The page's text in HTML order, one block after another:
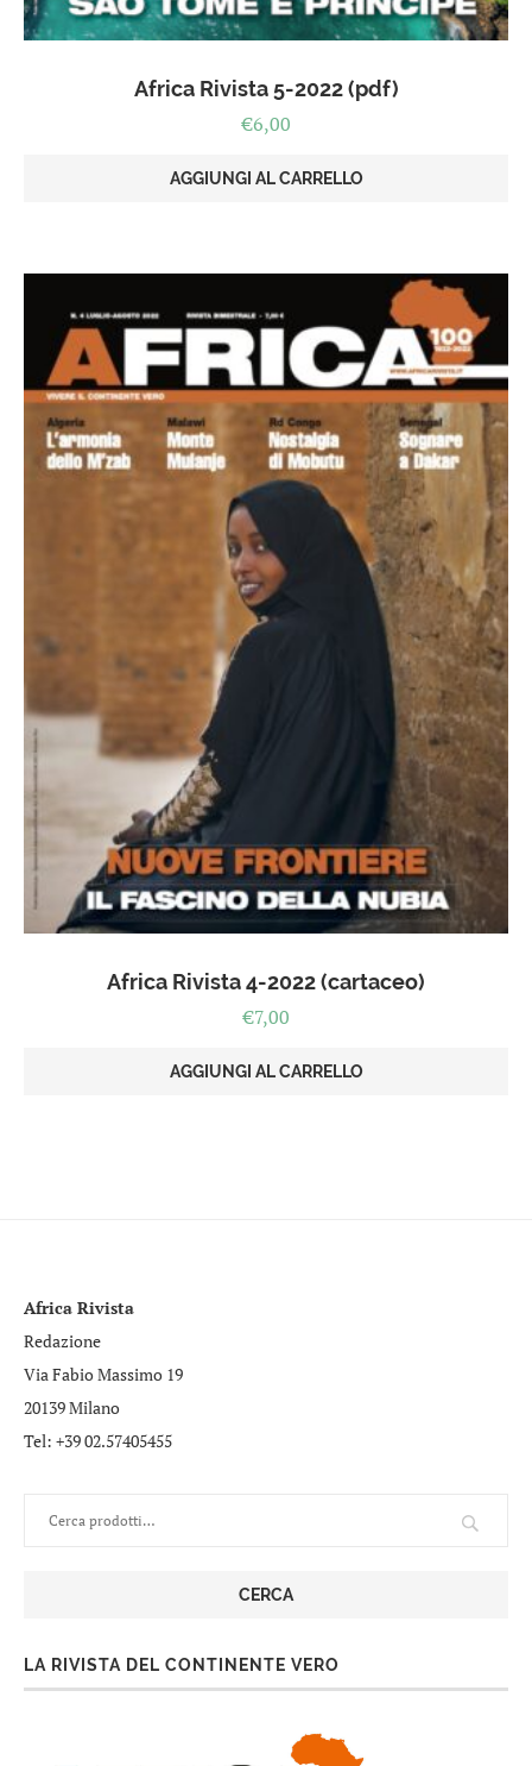
Africa Rivista 5-2022 (pdf)
€6,00
AGGIUNGI AL CARRELLO
Africa Rivista 4-2022 (cartaceo)
€7,00
AGGIUNGI AL CARRELLO
Africa Rivista
Redazione
Via Fabio Massimo 19
20139 Milano
Tel: +39 02.57405455
CERCA
LA RIVISTA DEL CONTINENTE VERO